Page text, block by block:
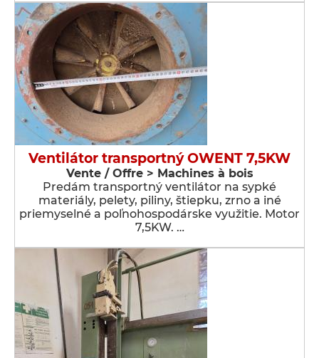
Ventilátor transportný OWENT 7,5KW
Vente / Offre > Machines à bois
Predám transportný ventilátor na sypké
materiály, pelety, piliny, štiepku, zrno a iné
priemyselné a poľnohospodárske využitie. Motor
7,5KW. …